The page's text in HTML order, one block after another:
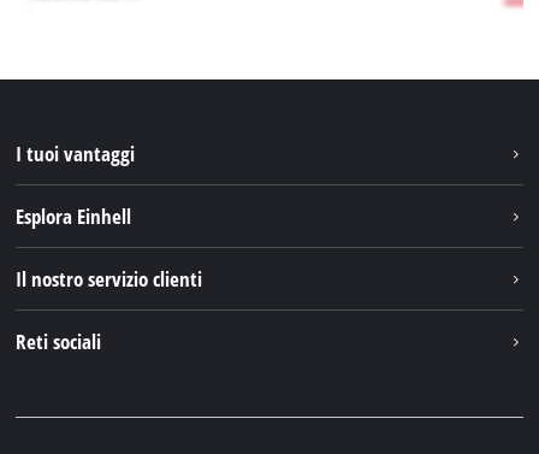
I tuoi vantaggi
Esplora Einhell
Einhell Germany AG
Il nostro servizio clienti
Reti sociali